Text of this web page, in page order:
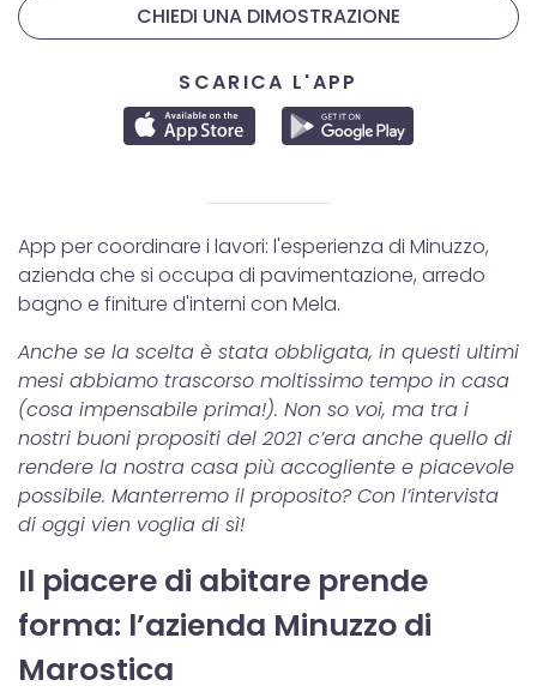
CHIEDI UNA DIMOSTRAZIONE
SCARICA L'APP
App per coordinare i lavori: l'esperienza di Minuzzo,
azienda che si occupa di pavimentazione, arredo
bagno e finiture d'interni con Mela.
Anche se la scelta è stata obbligata, in questi ultimi
mesi abbiamo trascorso moltissimo tempo in casa
(cosa impensabile prima!). Non so voi, ma tra i
nostri buoni propositi del 2021 c’era anche quello di
rendere la nostra casa più accogliente e piacevole
possibile. Manterremo il proposito? Con l’intervista
di oggi vien voglia di sì!
Il piacere di abitare prende
forma: l’azienda Minuzzo di
Marostica